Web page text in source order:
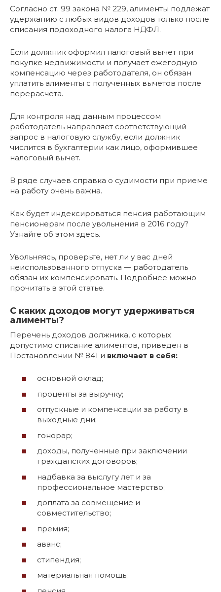
Согласно ст. 99 закона № 229, алименты подлежат
удержанию с любых видов доходов только после
списания подоходного налога НДФЛ.
Если должник оформил налоговый вычет при
покупке недвижимости и получает ежегодную
компенсацию через работодателя, он обязан
уплатить алименты с полученных вычетов после
перерасчета.
Для контроля над данным процессом
работодатель направляет соответствующий
запрос в налоговую службу, если должник
числится в бухгалтерии как лицо, оформившее
налоговый вычет.
В ряде случаев справка о судимости при приеме
на работу очень важна.
Как будет индексироваться пенсия работающим
пенсионерам после увольнения в 2016 году?
Узнайте об этом здесь.
Увольняясь, проверьте, нет ли у вас дней
неиспользованного отпуска — работодатель
обязан их компенсировать. Подробнее можно
прочитать в этой статье.
С каких доходов могут удерживаться
алименты?
Перечень доходов должника, с которых
допустимо списание алиментов, приведен в
Постановлении № 841 и включает в себя:
основной оклад;
проценты за выручку;
отпускные и компенсации за работу в
выходные дни;
гонорар;
доходы, полученные при заключении
гражданских договоров;
надбавка за выслугу лет и за
профессиональное мастерство;
доплата за совмещение и
совместительство;
премия;
аванс;
стипендия;
материальная помощь;